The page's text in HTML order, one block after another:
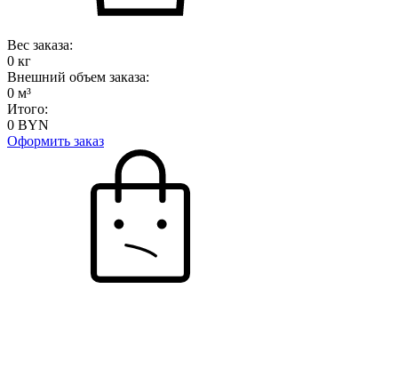
Вес заказа:
0 кг
Внешний объем заказа:
0 м³
Итого:
0 BYN
Оформить заказ